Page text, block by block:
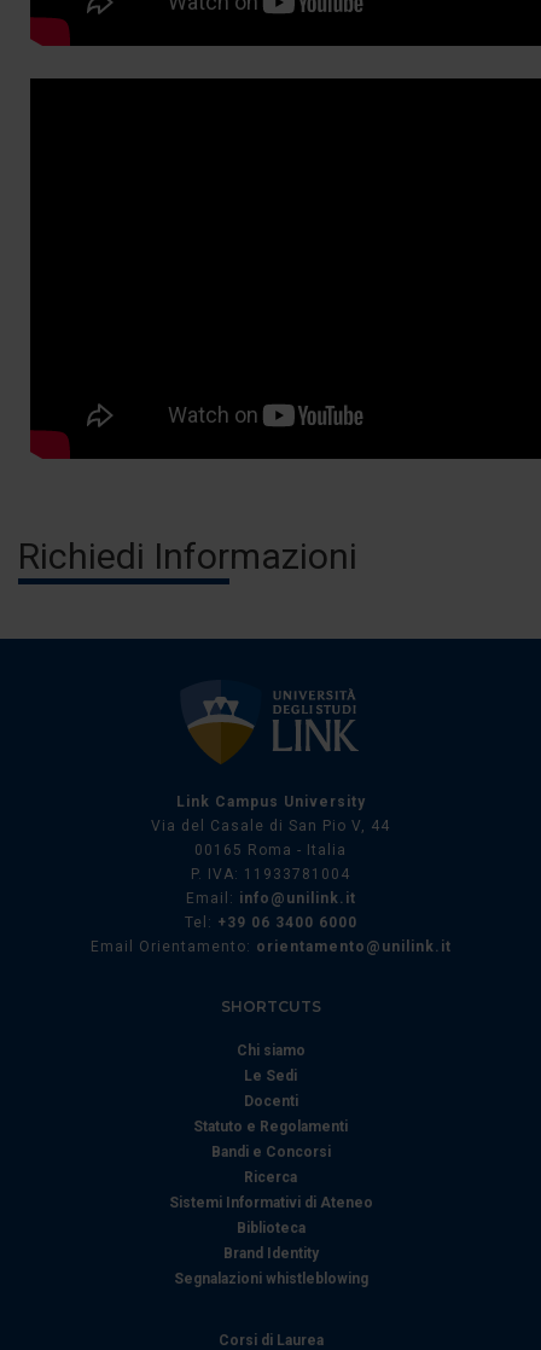
Richiedi Informazioni
Link Campus University
Via del Casale di San Pio V, 44
00165 Roma - Italia
P. IVA: 11933781004
Email: info@unilink.it
Tel: +39 06 3400 6000
Email Orientamento: orientamento@unilink.it
SHORTCUTS
Chi siamo
Le Sedi
Docenti
Statuto e Regolamenti
Bandi e Concorsi
Ricerca
Sistemi Informativi di Ateneo
Biblioteca
Brand Identity
Segnalazioni whistleblowing
Corsi di Laurea